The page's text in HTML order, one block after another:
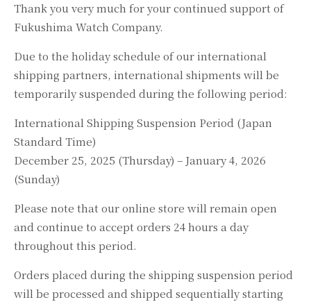
Thank you very much for your continued support of
Fukushima Watch Company.
Due to the holiday schedule of our international
shipping partners, international shipments will be
temporarily suspended during the following period:
International Shipping Suspension Period (Japan
Standard Time)
December 25, 2025 (Thursday) – January 4, 2026
(Sunday)
Please note that our online store will remain open
and continue to accept orders 24 hours a day
throughout this period.
Orders placed during the shipping suspension period
will be processed and shipped sequentially starting